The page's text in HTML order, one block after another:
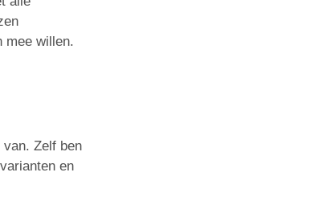
mee willen.
Zelf ben
en